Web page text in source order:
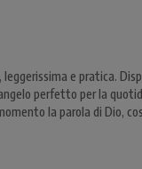
e pratica.
perfetto per la
la parola di Dio,